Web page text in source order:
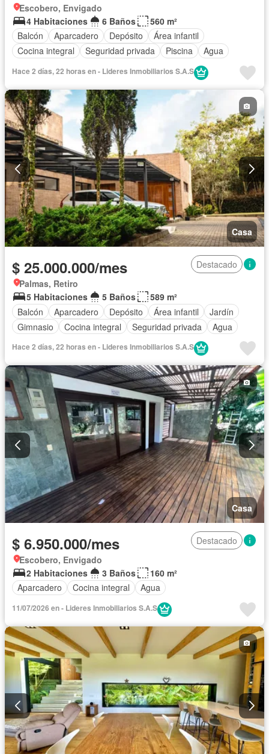
Escobero, Envigado
4 Habitaciones
6 Baños
560 m²
Balcón
Aparcadero Depósito
Área infantil
Cocina integral
Seguridad privada Piscina Agua
Hace 2 días, 22 horas en - Lideres Inmobiliarios S.A.S
Casa
$ 25.000.000/mes
Destacado
Palmas, Retiro
5 Habitaciones
5 Baños
589 m²
Balcón
Aparcadero Depósito Área infantil
Jardín
Gimnasio
Cocina integral Seguridad privada Agua
Hace 2 días, 22 horas en - Lideres Inmobiliarios S.A.S
Casa
$ 6.950.000/mes
Destacado
Escobero, Envigado
2 Habitaciones
3 Baños
160 m²
Aparcadero
Cocina integral Agua
11/07/2026 en - Lideres Inmobiliarios S.A.S